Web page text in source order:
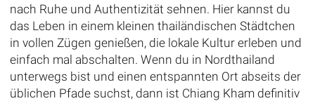
nach Ruhe und Authentizität sehnen. Hier kannst du
das Leben in einem kleinen thailändischen Städtchen
in vollen Zügen genießen, die lokale Kultur erleben und
einfach mal abschalten. Wenn du in Nordthailand
unterwegs bist und einen entspannten Ort abseits der
üblichen Pfade suchst, dann ist Chiang Kham definitiv